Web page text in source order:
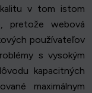
v tom istom
pretože webová
používateľov
s vysokým
kapacitných
maximálnym